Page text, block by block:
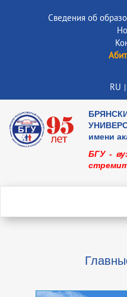
Сведения об
RU |
имени
БГУ -